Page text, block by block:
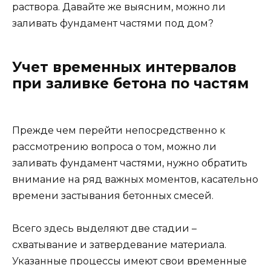
раствора. Давайте же выясним, можно ли
заливать фундамент частями под дом?
Учет временных интервалов
при заливке бетона по частям
Прежде чем перейти непосредственно к
рассмотрению вопроса о том, можно ли
заливать фундамент частями, нужно обратить
внимание на ряд важных моментов, касательно
времени застывания бетонных смесей.
Всего здесь выделяют две стадии –
схватывание и затвердевание материала.
Указанные процессы имеют свои временные